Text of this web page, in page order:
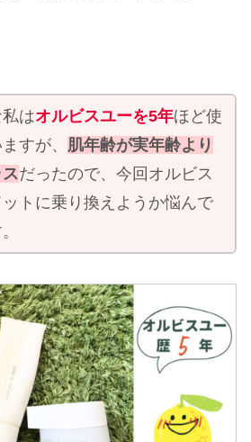
はオルビスユーを5年ほど使
すが、 肌年齢が実年齢より
だったので、今回オルビス
トに乗り換えようか悩んで